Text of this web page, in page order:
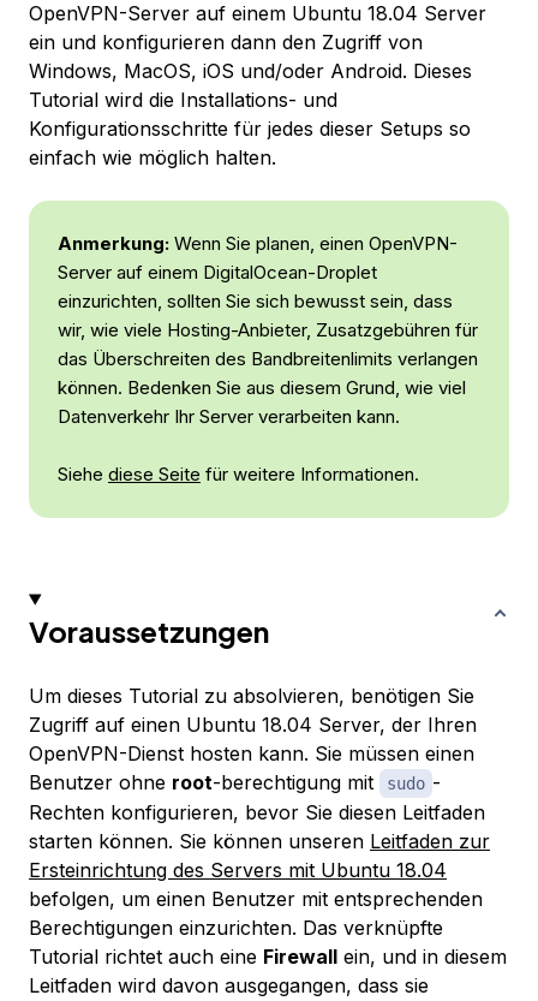
OpenVPN-Server auf einem Ubuntu 18.04 Server
ein und konfigurieren dann den Zugriff von
Windows, MacOS, iOS und/oder Android. Dieses
Tutorial wird die Installations- und
Konfigurationsschritte für jedes dieser Setups so
einfach wie möglich halten.
Anmerkung: Wenn Sie planen, einen OpenVPN-
Server auf einem DigitalOcean-Droplet
einzurichten, sollten Sie sich bewusst sein, dass
wir, wie viele Hosting-Anbieter, Zusatzgebühren für
das Überschreiten des Bandbreitenlimits verlangen
können. Bedenken Sie aus diesem Grund, wie viel
Datenverkehr Ihr Server verarbeiten kann.
Siehe diese Seite für weitere Informationen.
Voraussetzungen
Um dieses Tutorial zu absolvieren, benötigen Sie
Zugriff auf einen Ubuntu 18.04 Server, der Ihren
OpenVPN-Dienst hosten kann. Sie müssen einen
Benutzer ohne root-berechtigung mit sudo -
Rechten konfigurieren, bevor Sie diesen Leitfaden
starten können. Sie können unseren Leitfaden zur
Ersteinrichtung des Servers mit Ubuntu 18.04
befolgen, um einen Benutzer mit entsprechenden
Berechtigungen einzurichten. Das verknüpfte
Tutorial richtet auch eine Firewall ein, und in diesem
Leitfaden wird davon ausgegangen, dass sie